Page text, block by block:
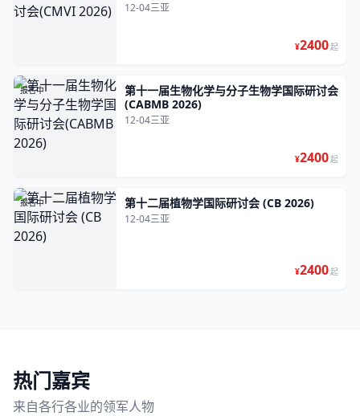
12-04三亚
¥2400起
报名中
第十一届生物化学与分子生物学国际研讨会
(CABMB 2026)
12-04三亚
¥2400起
报名中 第十二届植物学国际研讨会 (CB 2026)
12-04三亚
¥2400起
热门嘉宾
来自各行各业的领军人物